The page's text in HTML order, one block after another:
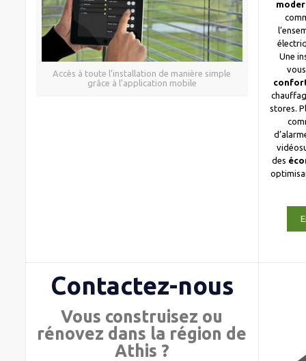
Accès à toute l’installation de manière simple
grâce à l’application mobile
Une
stores.
des
Contactez-nous
Vous construisez ou
rénovez dans la région de
Athis ?